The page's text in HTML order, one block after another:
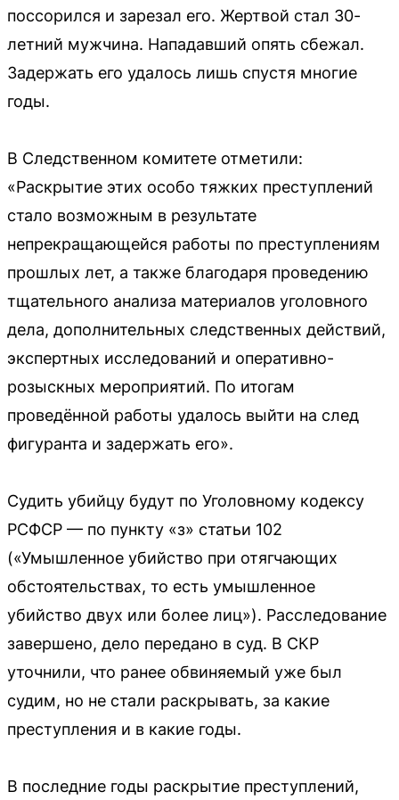
поссорился и зарезал его. Жертвой стал 30-
летний мужчина. Нападавший опять сбежал.
Задержать его удалось лишь спустя многие
годы.
В Следственном комитете отметили:
«Раскрытие этих особо тяжких преступлений
стало возможным в результате
непрекращающейся работы по преступлениям
прошлых лет, а также благодаря проведению
тщательного анализа материалов уголовного
дела, дополнительных следственных действий,
экспертных исследований и оперативно-
розыскных мероприятий. По итогам
проведённой работы удалось выйти на след
фигуранта и задержать его».
Судить убийцу будут по Уголовному кодексу
РСФСР — по пункту «з» статьи 102
(«Умышленное убийство при отягчающих
обстоятельствах, то есть умышленное
убийство двух или более лиц»). Расследование
завершено, дело передано в суд. В СКР
уточнили, что ранее обвиняемый уже был
судим, но не стали раскрывать, за какие
преступления и в какие годы.
В последние годы раскрытие преступлений,